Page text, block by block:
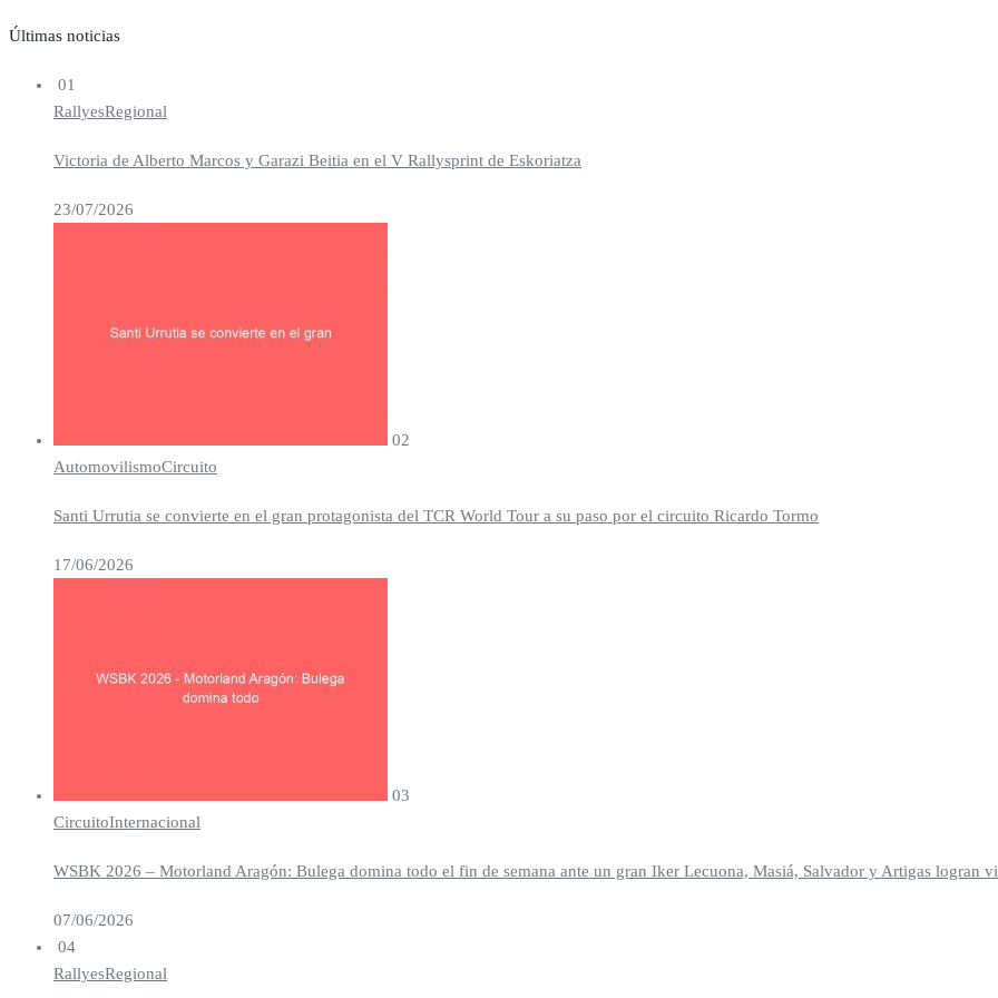
Últimas noticias
01
RallyesRegional
Victoria de Alberto Marcos y Garazi Beitia en el V Rallysprint de Eskoriatza
23/07/2026
02
AutomovilismoCircuito
Santi Urrutia se convierte en el gran protagonista del TCR World Tour a su paso por el circuito Ricardo Tormo
17/06/2026
03
CircuitoInternacional
WSBK 2026 – Motorland Aragón: Bulega domina todo el fin de semana ante un gran Iker Lecuona, Masiá, Salvador y Artigas logran
07/06/2026
04
RallyesRegional